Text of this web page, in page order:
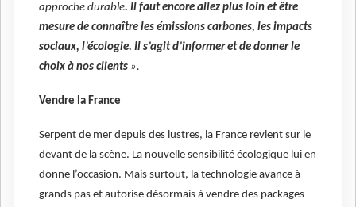
approche durable. Il faut encore allez plus loin et être
mesure de connaître les émissions carbones, les impacts
sociaux, l’écologie. Il s’agit d’informer et de donner le
choix à nos clients ».
Vendre la France
Serpent de mer depuis des lustres, la France revient sur le
devant de la scène. La nouvelle sensibilité écologique lui en
donne l’occasion. Mais surtout, la technologie avance à
grands pas et autorise désormais à vendre des packages